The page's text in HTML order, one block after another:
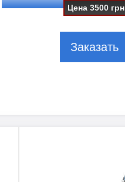
Цена3500 грн
Заказать